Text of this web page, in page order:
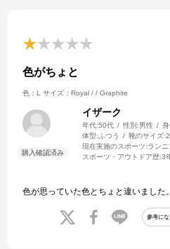
色がちょと
色：L サイズ：Royal / / Graphite
イザーク
年代:50代 性別:男性
体型: ふつう 靴のサイズ:
現在実施のスポーツ:ラン
スポーツ・アウトドア歴:3
色が思っていた色とちょと違いました。
参考に